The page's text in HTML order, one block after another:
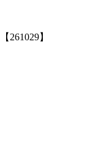
261029】